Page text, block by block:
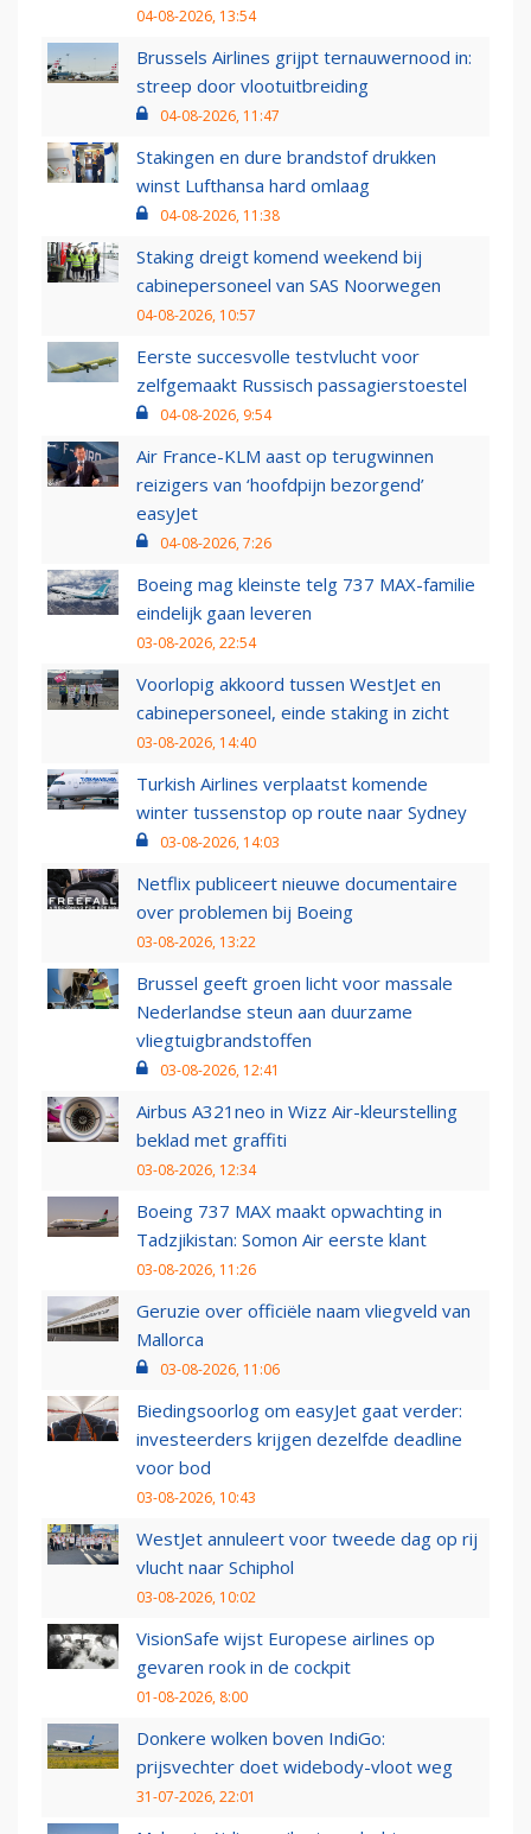
04-08-2026, 13:54
Brussels Airlines grijpt ternauwernood in:
streep door vlootuitbreiding
04-08-2026, 11:47
Stakingen en dure brandstof drukken
winst Lufthansa hard omlaag
04-08-2026, 11:38
Staking dreigt komend weekend bij
cabinepersoneel van SAS Noorwegen
04-08-2026, 10:57
Eerste succesvolle testvlucht voor
zelfgemaakt Russisch passagierstoestel
04-08-2026, 9:54
Air France-KLM aast op terugwinnen
reizigers van ‘hoofdpijn bezorgend’
easyJet
04-08-2026, 7:26
Boeing mag kleinste telg 737 MAX-familie
eindelijk gaan leveren
03-08-2026, 22:54
Voorlopig akkoord tussen WestJet en
cabinepersoneel, einde staking in zicht
03-08-2026, 14:40
Turkish Airlines verplaatst komende
winter tussenstop op route naar Sydney
03-08-2026, 14:03
Netflix publiceert nieuwe documentaire
over problemen bij Boeing
03-08-2026, 13:22
Brussel geeft groen licht voor massale
Nederlandse steun aan duurzame
vliegtuigbrandstoffen
03-08-2026, 12:41
Airbus A321neo in Wizz Air-kleurstelling
beklad met graffiti
03-08-2026, 12:34
Boeing 737 MAX maakt opwachting in
Tadzjikistan: Somon Air eerste klant
03-08-2026, 11:26
Geruzie over officiële naam vliegveld van
Mallorca
03-08-2026, 11:06
Biedingsoorlog om easyJet gaat verder:
investeerders krijgen dezelfde deadline
voor bod
03-08-2026, 10:43
WestJet annuleert voor tweede dag op rij
vlucht naar Schiphol
03-08-2026, 10:02
VisionSafe wijst Europese airlines op
gevaren rook in de cockpit
01-08-2026, 8:00
Donkere wolken boven IndiGo:
prijsvechter doet widebody-vloot weg
31-07-2026, 22:01